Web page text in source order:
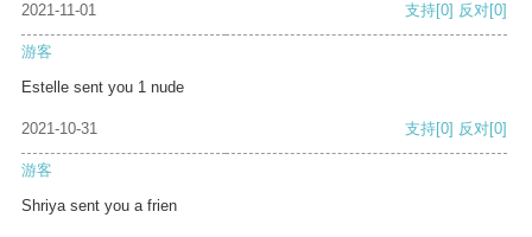
2021-11-01 支持[0] 反对[0]
游客
Estelle sent you 1 nude
2021-10-31 支持[0] 反对[0]
游客
Shriya sent you a frien